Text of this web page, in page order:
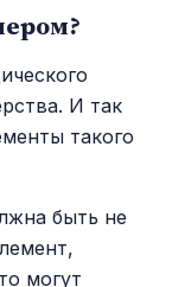
И так
такого
быть не
могут